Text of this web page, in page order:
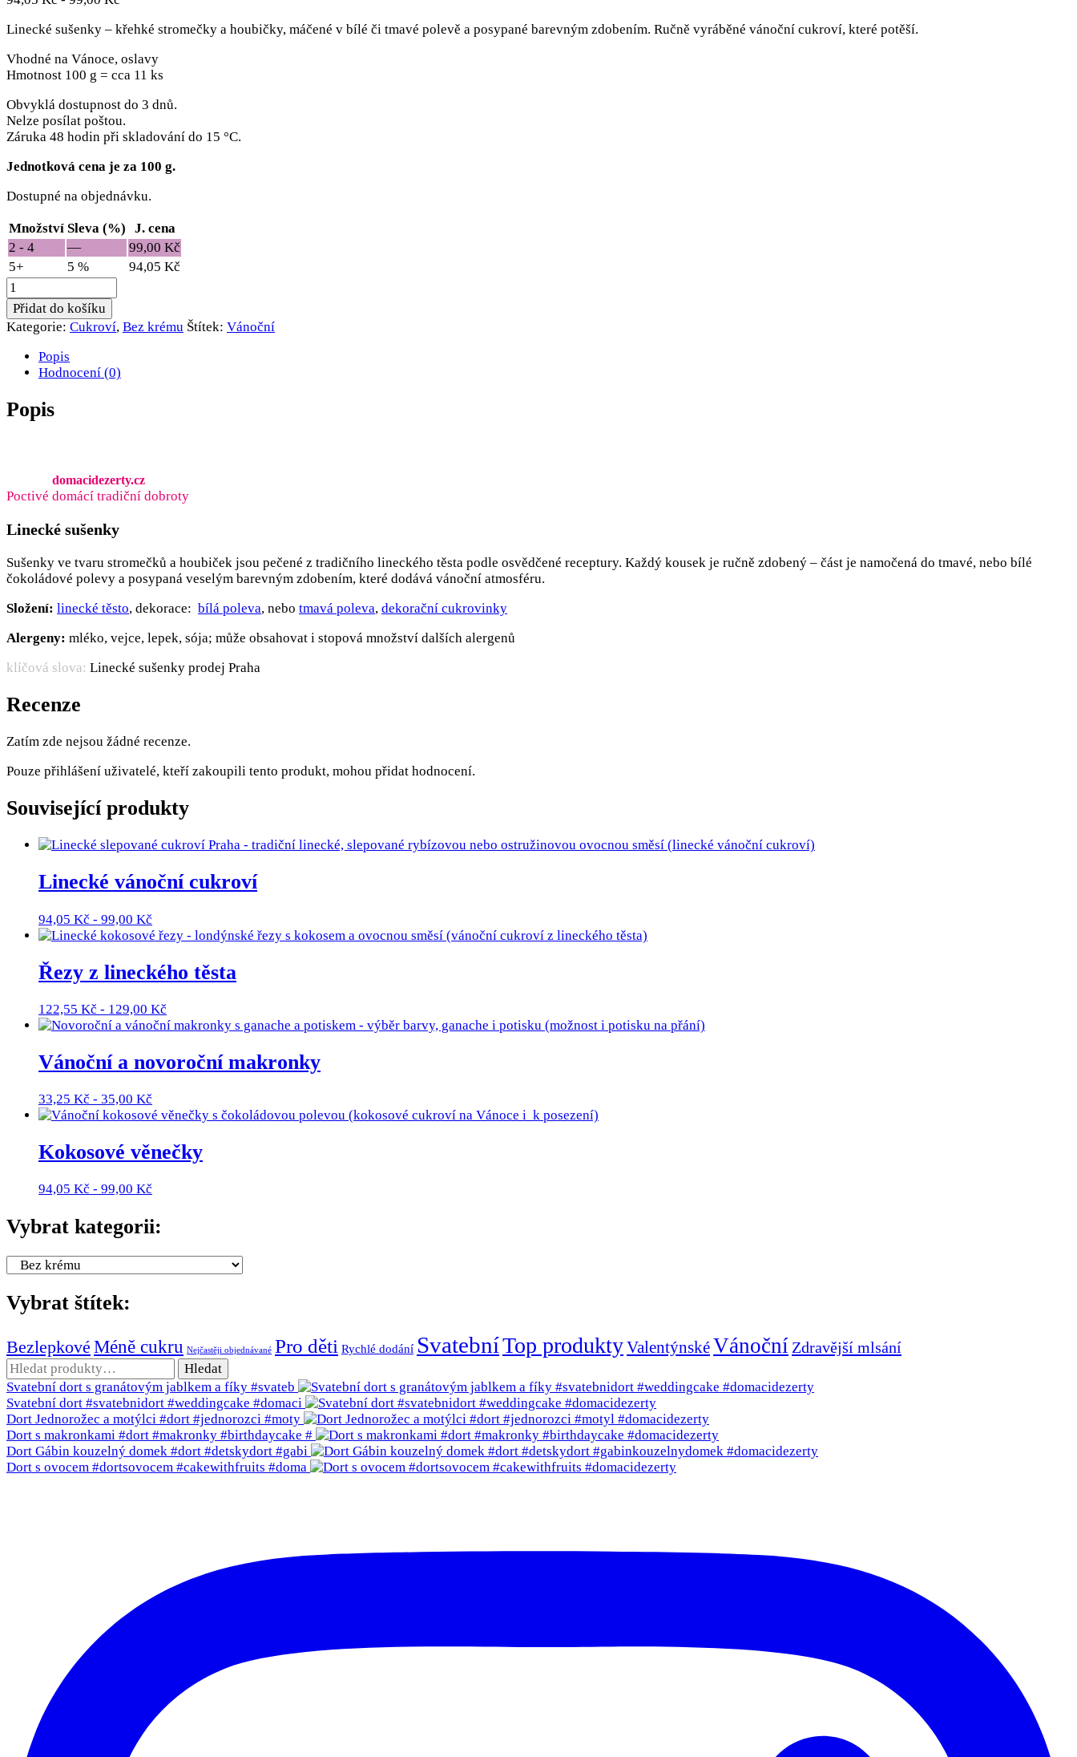
Linecké sušenky – křehké stromečky a houbičky, máčené v bílé či tmavé polevě a posypané barevným zdobením. Ručně vyráběné vánoční cukroví, které potěší.
Vhodné na Vánoce, oslavy
Hmotnost 100 g = cca 11 ks
Obvyklá dostupnost do 3 dnů.
Nelze posílat poštou.
Záruka 48 hodin při skladování do 15 °C.
Jednotková cena je za 100 g.
Dostupné na objednávku.
Množství Sleva (%)
J. cena
2 - 4
— 99,00 Kč
5+
5 % 94,05 Kč
Linecké
sušenky
množství
Přidat do košíku
Kategorie: Cukroví, Bez krému Štítek: Vánoční
Popis
Hodnocení (0)
Popis
domacidezerty.cz
Poctivé domácí tradiční dobroty
Linecké sušenky
Sušenky ve tvaru stromečků a houbiček jsou pečené z tradičního lineckého těsta podle osvědčené receptury. Každý kousek je ručně zdobený – část je namočená do tmavé, nebo bílé
čokoládové polevy a posypaná veselým barevným zdobením, které dodává vánoční atmosféru.
Složení: linecké těsto, dekorace: bílá poleva, nebo tmavá poleva, dekorační cukrovinky
Alergeny: mléko, vejce, lepek, sója; může obsahovat i stopová množství dalších alergenů
klíčová slova: Linecké sušenky prodej Praha
Recenze
Zatím zde nejsou žádné recenze.
Pouze přihlášení uživatelé, kteří zakoupili tento produkt, mohou přidat hodnocení.
Související produkty
Linecké vánoční cukroví
94,05 Kč - 99,00 Kč
Řezy z lineckého těsta
122,55 Kč - 129,00 Kč
Vánoční a novoroční makronky
33,25 Kč - 35,00 Kč
Kokosové věnečky
94,05 Kč - 99,00 Kč
Vybrat kategorii:
Vybrat štítek:
Bezlepkové Méně cukru Nejčastěji objednávané Pro děti Rychlé dodání SvatebníTop produktyValentýnskéVánoční Zdravější mlsání
Hledat:
Hledat
Svatební dort s granátovým jablkem a fíky #svateb
Svatební dort #svatebnidort #weddingcake #domaci
Dort Jednorožec a motýlci #dort #jednorozci #moty
Dort s makronkami #dort #makronky #birthdaycake #
Dort Gábin kouzelný domek #dort #detskydort #gabi
Dort s ovocem #dortsovocem #cakewithfruits #doma